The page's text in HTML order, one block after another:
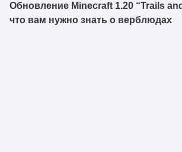
Обновление Minecraft 1.20 “Trails
что вам нужно знать о верблюдах